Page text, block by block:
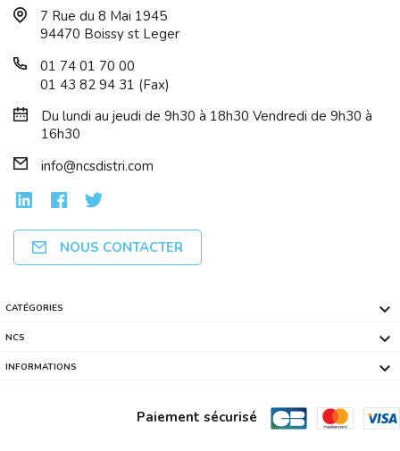
7 Rue du 8 Mai 1945
94470 Boissy st Leger
01 74 01 70 00
01 43 82 94 31 (Fax)
Du lundi au jeudi de 9h30 à 18h30 Vendredi de 9h30 à
16h30
info@ncsdistri.com
NOUS CONTACTER
CATÉGORIES 
NCS 
INFORMATIONS 
Paiement sécurisé